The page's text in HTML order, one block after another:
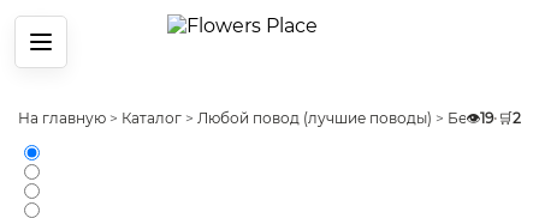
Меню
На главную > Каталог > Любой повод (лучшие поводы) > Без повода
👁️19• 🛒2